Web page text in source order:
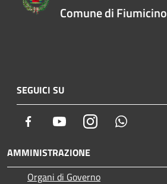
Comune di Fiumicino
SEGUICI SU
Facebook YoutubeInstagram
AMMINISTRAZIONE
Organi di Governo